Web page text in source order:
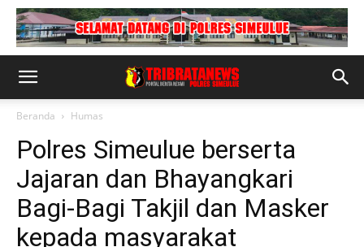
Beranda Humas
Polres Simeulue berserta
Jajaran dan Bhayangkari
Bagi-Bagi Takjil dan Masker
kepada masyarakat